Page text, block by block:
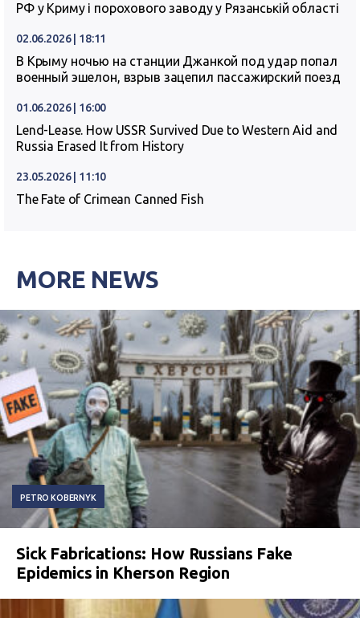
РФ у Криму і порохового заводу у Рязанській області
02.06.2026 | 18:11
В Крыму ночью на станции Джанкой под удар попал
военный эшелон, взрыв зацепил пассажирский поезд
01.06.2026 | 16:00
Lend-Lease. How USSR Survived Due to Western Aid and
Russia Erased It from History
23.05.2026 | 11:10
The Fate of Crimean Canned Fish
MORE NEWS
PETRO KOBERNYK
Sick Fabrications: How Russians Fake
Epidemics in Kherson Region